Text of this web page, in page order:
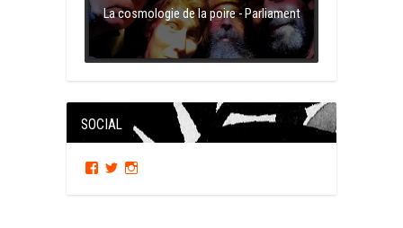
La cosmologie de la poire - Parliament
SOCIAL
Facebook
Twitter